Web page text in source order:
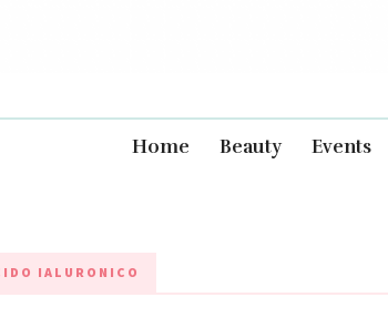
Home Beauty Events
IALURONICO